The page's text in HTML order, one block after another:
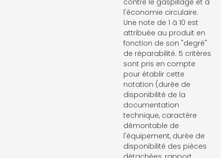
l'économie circulaire.
Une note de 1 à 10 est
attribuée au produit en
fonction de son "degré"
de réparabilité. 5 critères
sont pris en compte
pour établir cette
notation (durée de
disponibilité de la
documentation
technique, caractère
démontable de
l'équipement, durée de
disponibilité des pièces